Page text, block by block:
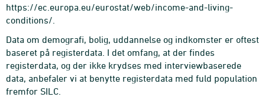
https://ec.europa.eu/eurostat/web/income-and-living-
conditions/.
Data om demografi, bolig, uddannelse og indkomster er oftest
baseret på registerdata. I det omfang, at der findes
registerdata, og der ikke krydses med interviewbaserede
data, anbefaler vi at benytte registerdata med fuld population
fremfor SILC.